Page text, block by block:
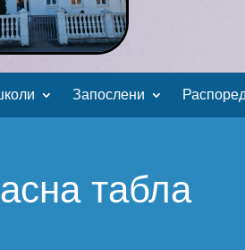
Запослени
табла